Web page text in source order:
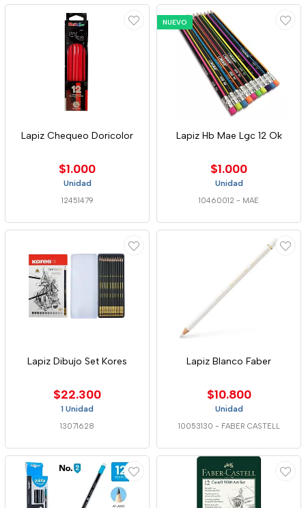
Lapiz Chequeo Doricolor
$1.000
Unidad
12451479
NUEVO
Lapiz Hb Mae Lgc 12 Ok
$1.000
Unidad
10460012 - MAE
Lapiz Dibujo Set Kores
$22.300
1 Unidad
13071628
Lapiz Blanco Faber
$10.800
Unidad
10053130 - FABER CASTELL